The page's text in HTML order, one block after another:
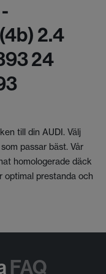
2.4
24
till din AUDI. Välj
passar bäst. Vår
homologerade däck
optimal prestanda och
FAQ